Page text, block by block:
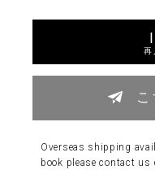
再
Overseas shipping
book please contact